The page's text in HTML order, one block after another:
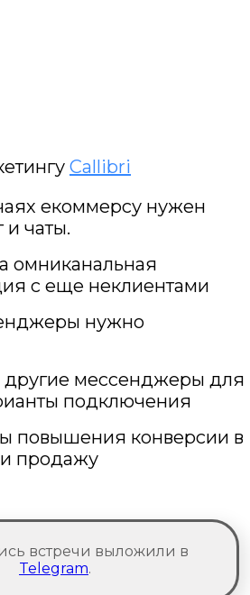
Callibri
екоммерсу нужен
и чаты.
омниканальная
с еще неклиентами
нужно
мессенджеры для
подключения
повышения конверсии в
продажу
встречи выложили в
Telegram.